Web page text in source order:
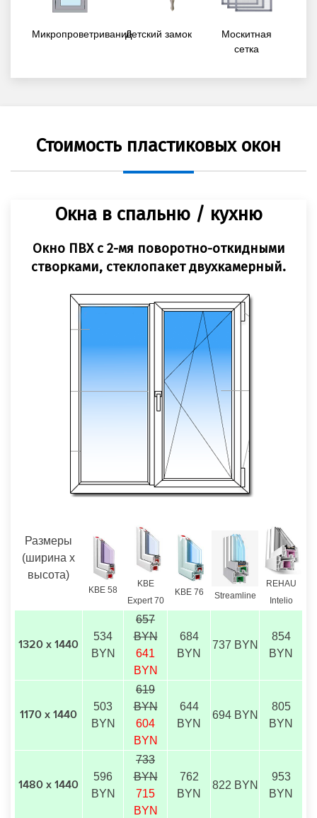
МикропроветриваниеДетский замок
Москитная
сетка
Стоимость пластиковых окон
Окна в спальню / кухню
Окно ПВХ с 2-мя поворотно-откидными
створками, стеклопакет двухкамерный.
Размеры
(ширина х
высота)
KBE 58
KBE
Expert 70
KBE 76 Streamline
REHAU
Intelio
1320 х 1440
534
BYN
657
BYN
641
BYN
684
BYN
737 BYN
854
BYN
1170 х 1440
503
BYN
619
BYN
604
BYN
644
BYN
694 BYN
805
BYN
1480 х 1440
596
BYN
733
BYN
715
BYN
762
BYN
822 BYN
953
BYN